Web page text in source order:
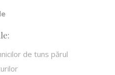
de tuns părul